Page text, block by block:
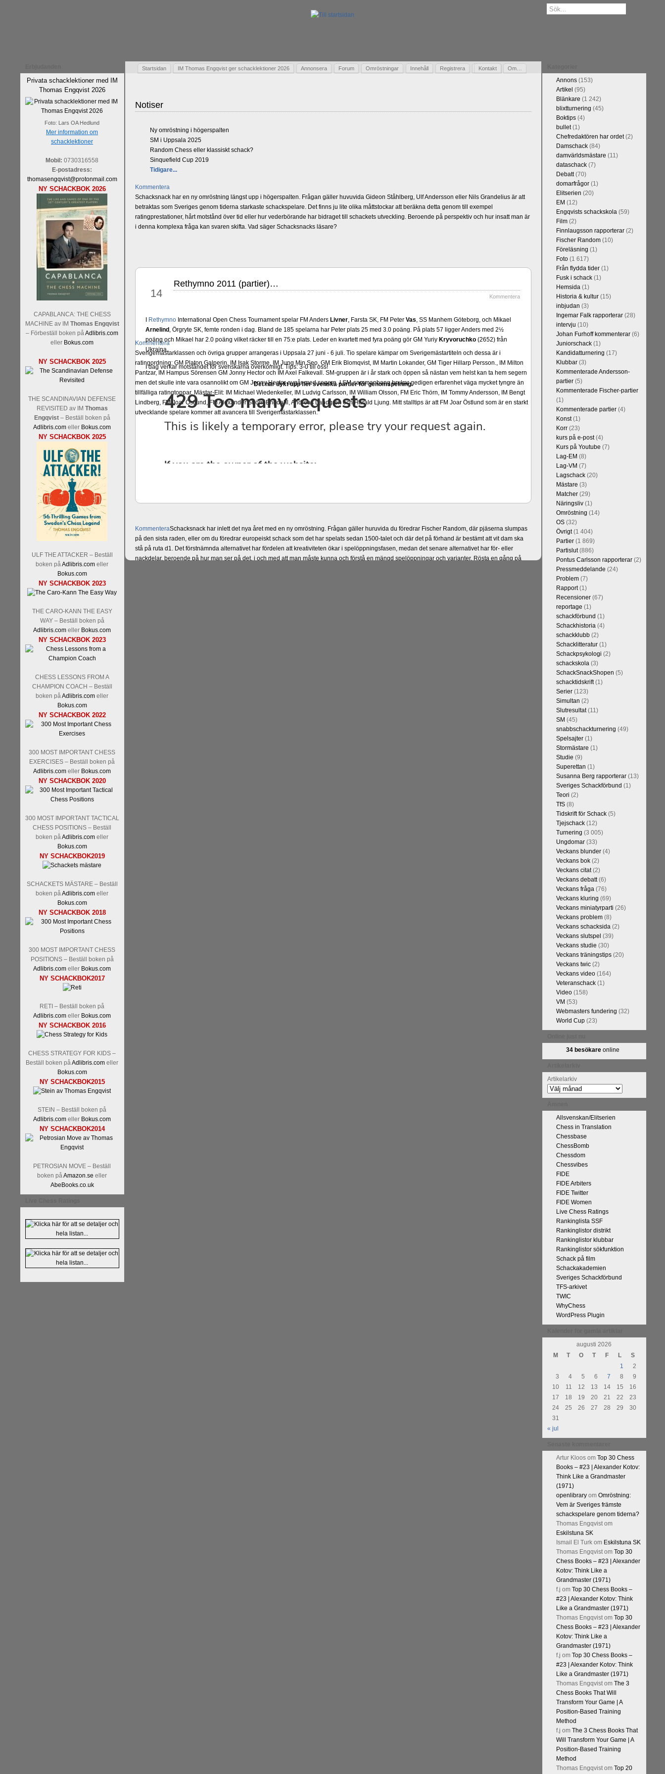
Privata schacklektioner med IM
Thomas Engqvist 2026
Foto: Lars OA Hedlund
Mer information om
schacklektioner
Mobil: 0730316558
E-postadress:
thomasengqvist@protonmail.com
NY SCHACKBOK 2026
CAPABLANCA: THE CHESS
MACHINE av IM Thomas Engqvist
– Förbeställ boken påAdlibris.com
eller Bokus.com
NY SCHACKBOK 2025
THE SCANDINAVIAN DEFENSE
REVISITED av IM Thomas
Engqvist– Beställ boken på
Adlibris.com eller Bokus.com
NY SCHACKBOK 2025
ULF THE ATTACKER – Beställ
boken påAdlibris.com eller
Bokus.com
NY SCHACKBOK 2023
THE CARO-KANN THE EASY
WAY – Beställ boken på
Adlibris.com eller Bokus.com
NY SCHACKBOK 2023
CHESS LESSONS FROM A
CHAMPION COACH – Beställ
boken påAdlibris.com eller
Bokus.com
NY SCHACKBOK 2022
300 MOST IMPORTANT CHESS
EXERCISES – Beställ boken på
Adlibris.com eller Bokus.com
NY SCHACKBOK 2020
300 MOST IMPORTANT TACTICAL
CHESS POSITIONS – Beställ
boken påAdlibris.com eller
Bokus.com
NY SCHACKBOK2019
SCHACKETS MÄSTARE – Beställ
boken påAdlibris.com eller
Bokus.com
NY SCHACKBOK 2018
300 MOST IMPORTANT CHESS
POSITIONS – Beställ boken på
Adlibris.com eller Bokus.com
NY SCHACKBOK2017
RETI – Beställ boken på
Adlibris.com eller Bokus.com
NY SCHACKBOK 2016
CHESS STRATEGY FOR KIDS –
Beställ boken påAdlibris.com eller
Bokus.com
NY SCHACKBOK2015
STEIN – Beställ boken på
Adlibris.com eller Bokus.com
NY SCHACKBOK2014
PETROSIAN MOVE – Beställ
boken påAmazon.se eller
AbeBooks.co.uk
Startsidan IM Thomas Engqvist ger schacklektioner 2026 Annonsera Forum Omröstningar Innehåll Registrera Kontakt Om…
Gästbok
Notiser
Ny omröstning i högerspalten
SM i Uppsala 2025
Random Chess eller klassiskt schack?
Sinquefield Cup 2019
Tidigare...
Kommentera
Schacksnack har en ny omröstning längst upp i högerspalten. Frågan gäller huvuvida Gideon Ståhlberg, Ulf Andersson eller Nils Grandelius är att
betraktas som Sveriges genom tiderna starkaste schackspelare. Det finns ju lite olika måttstockar att beräkna detta genom till exempel
ratingprestationer, hårt motstånd över tid eller hur vederbörande har bidraget till schackets utveckling. Beroende på perspektiv och hur insatt man är
i denna komplexa fråga kan svaren skifta. Vad säger Schacksnacks läsare?
Kommentera
Sverigemästarklassen och övriga grupper arrangeras i Uppsala 27 juni - 6 juli. Tio spelare kämpar om Sverigemästartiteln och dessa är i
ratingordning: GM Platon Galperin, IM Isak Storme, IM Jung Min Seo, GM Erik Blomqvist, IM Martin Lokander, GM Tiger Hillarp Persson., IM Milton
Pantzar, IM Hampus Sörensen GM Jonny Hector och IM Axel Falkevall. SM-gruppen är i år stark och öppen så nästan vem helst kan ta hem segern
men det skulle inte vara osannolikt om GM Jonny Hector avgår med segern. I SM-sammanhang brukar gedigen erfarenhet väga mycket tyngre än
tillfälliga ratingtoppar. Mästar-Elit: IM Michael Wiedenkeller, IM Ludvig Carlsson, IM William Olsson, FM Eric Thörn, IM Tommy Andersson, IM Bengt
Lindberg, FM Joar Östlund, FM Alexander Ström-Engdahl, Andreas Landgren och Harald Ljung. Mitt stalltips är att FM Joar Östlund som är en starkt
utvecklande spelare kommer att avancera till Sverigemästarklassen.
KommenteraSchacksnack har inlett det nya året med en ny omröstning. Frågan gäller huruvida du föredrar Fischer Random, där pjäserna slumpas
på den sista raden, eller om du föredrar europeiskt schack som det har spelats sedan 1500-talet och där det på förhand är bestämt att vit dam ska
stå på ruta d1. Det förstnämnda alternativet har fördelen att kreativiteten ökar i spelöppningsfasen, medan det senare alternativet har för- eller
nackdelar, beroende på hur man ser på det, i och med att man måste kunna och förstå en mängd spelöppningar och varianter. Rösta en gång på
14
Rethymno 2011 (partier)…
Kommentera
RethymnoInternational Open Chess Tournament spelar FM Anders Livner, Farsta SK, FM Peter Vas, SS Manhem Göteborg, och Mikael
Arnelind , Örgryte SK, femte ronden i dag. Bland de 185 spelarna har Peter plats 25 med 3.0 poäng. På plats 57 ligger Anders med 2½
poäng och Mikael har 2.0 poäng vilket räcker till en 75:e plats. Leder en kvartett med fyra poäng gör GM Yuriy Kryvoruchko(2652) från
Ukraina.
I dag verkar motståndet för svenskarna överkomligt. Tips: 3-0 till oss!
Det har dykt upp fler svenska partier för genomspelning.
Annons(153)
Artikel (95)
Blänkare (1 242)
blixtturnering (45)
Boktips(4)
bullet(1)
Chefredaktören har ordet(2)
Damschack(84)
damvärldsmästare (11)
dataschack(7)
Debatt(70)
domarfrågor(1)
Elitserien (20)
EM (12)
Engqvists schackskola(59)
Film(2)
Finnlaugsson rapporterar(2)
Fischer Random(10)
Föreläsning (1)
Foto(1 617)
Från flydda tider(1)
Fusk i schack(1)
Hemsida(1)
Historia & kultur(15)
inbjudan (3)
Ingemar Falk rapporterar(28)
intervju (10)
Johan Furhoff kommenterar(6)
Juniorschack(1)
Kandidatturnering (17)
Klubbar(3)
Kommenterade Andersson-
partier(5)
Kommenterade Fischer-partier
(1)
Kommenterade partier(4)
Konst(1)
Korr(23)
kurs på e-post(4)
Kurs på Youtube (7)
Lag-EM (8)
Lag-VM (7)
Lagschack(20)
Mästare (3)
Matcher(29)
Näringsliv(1)
Omröstning (14)
OS(32)
Övrigt(1 404)
Partier(1 869)
Partislut(886)
Pontus Carlsson rapporterar(2)
Pressmeddelande (24)
Problem(7)
Rapport(1)
Recensioner(67)
reportage (1)
schackförbund (1)
Schackhistoria(4)
schackklubb(2)
Schacklitteratur(1)
Schackpsykologi (2)
schackskola(3)
SchackSnackShopen (5)
schacktidskrift(1)
Serier(123)
Simultan (2)
Slutresultat(11)
SM (45)
snabbschackturnering (49)
Spelsajter(1)
Stormästare (1)
Studie (9)
Superettan (1)
Susanna Berg rapporterar(13)
Sveriges Schackförbund (1)
Teori (2)
TfS(8)
Tidskrift för Schack(5)
Tjejschack(12)
Turnering (3 005)
Ungdomar(33)
Veckans blunder(4)
Veckans bok(2)
Veckans citat(2)
Veckans debatt(6)
Veckans fråga(76)
Veckans kluring (69)
Veckans miniatyrparti (26)
Veckans problem(8)
Veckans schacksida(2)
Veckans slutspel (39)
Veckans studie (30)
Veckans träningstips(20)
Veckans twic(2)
Veckans video(164)
Veteranschack(1)
Video(158)
VM (53)
Webmasters fundering (32)
World Cup(23)
34 besökareonline
Artikelarkiv
Allsvenskan/Elitserien
Chess in Translation
Chessbase
ChessBomb
Chessdom
Chessvibes
FIDE
FIDE Arbiters
FIDE Twitter
FIDE Women
Live Chess Ratings
Rankinglista SSF
Rankinglistor distrikt
Rankinglistor klubbar
Rankinglistor sökfunktion
Schack på film
Schackakademien
Sveriges Schackförbund
TFS-arkivet
TWIC
WhyChess
WordPress Plugin
augusti 2026
M
T O T F L
S
1
2
3
4 5 6 7 8
9
10
11 12 13 14 15
16
17
18 19 20 21 22
23
24
25 26 27 28 29
30
31
« jul
Artur Kloosom Top 30 Chess
Books – #23 | Alexander Kotov:
Think Like a Grandmaster
(1971)
openlibraryom Omröstning:
Vem är Sveriges främste
schackspelare genom tiderna?
Thomas Engqvistom
Eskilstuna SK
Ismail El Turkom Eskilstuna SK
Thomas Engqvistom Top 30
Chess Books – #23 | Alexander
Kotov: Think Like a
Grandmaster (1971)
f.j om Top 30 Chess Books –
#23 | Alexander Kotov: Think
Like a Grandmaster (1971)
Thomas Engqvistom Top 30
Chess Books – #23 | Alexander
Kotov: Think Like a
Grandmaster (1971)
f.j om Top 30 Chess Books –
#23 | Alexander Kotov: Think
Like a Grandmaster (1971)
Thomas Engqvistom The 3
Chess Books That Will
Transform Your Game | A
Position-Based Training
Method
f.j om The 3 Chess Books That
Will Transform Your Game | A
Position-Based Training
Method
Thomas Engqvistom Top 20